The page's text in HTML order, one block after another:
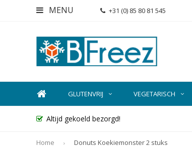
MENU +31 (0) 85 80 81 545
GLUTENVRIJ VEGETARISCH
Altijd gekoeld bezorgd!
Home Donuts Koekiemonster 2 stuks